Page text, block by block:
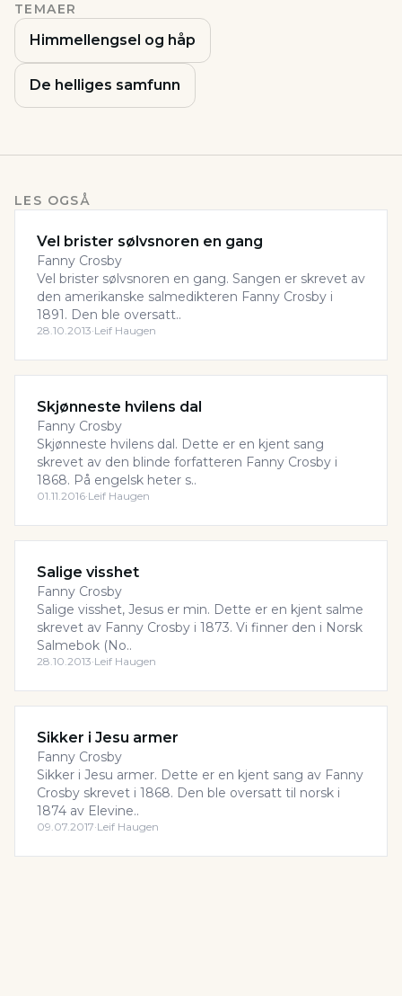
TEMAER
Himmellengsel og håp
De helliges samfunn
LES OGSÅ
Vel brister sølvsnoren en gang
Fanny Crosby
Vel brister sølvsnoren en gang. Sangen er skrevet av
den amerikanske salmedikteren Fanny Crosby i
1891. Den ble oversatt..
28.10.2013·Leif Haugen
Skjønneste hvilens dal
Fanny Crosby
Skjønneste hvilens dal. Dette er en kjent sang
skrevet av den blinde forfatteren Fanny Crosby i
1868. På engelsk heter s..
01.11.2016·Leif Haugen
Salige visshet
Fanny Crosby
Salige visshet, Jesus er min. Dette er en kjent salme
skrevet av Fanny Crosby i 1873. Vi finner den i Norsk
Salmebok (No..
28.10.2013·Leif Haugen
Sikker i Jesu armer
Fanny Crosby
Sikker i Jesu armer. Dette er en kjent sang av Fanny
Crosby skrevet i 1868. Den ble oversatt til norsk i
1874 av Elevine..
09.07.2017·Leif Haugen